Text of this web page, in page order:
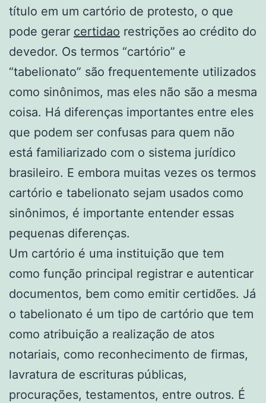
título em um cartório de protesto, o que
pode gerar certidao restrições ao crédito do
devedor. Os termos “cartório” e
“tabelionato” são frequentemente utilizados
como sinônimos, mas eles não são a mesma
coisa. Há diferenças importantes entre eles
que podem ser confusas para quem não
está familiarizado com o sistema jurídico
brasileiro. E embora muitas vezes os termos
cartório e tabelionato sejam usados como
sinônimos, é importante entender essas
pequenas diferenças.
Um cartório é uma instituição que tem
como função principal registrar e autenticar
documentos, bem como emitir certidões. Já
o tabelionato é um tipo de cartório que tem
como atribuição a realização de atos
notariais, como reconhecimento de firmas,
lavratura de escrituras públicas,
procurações, testamentos, entre outros. É